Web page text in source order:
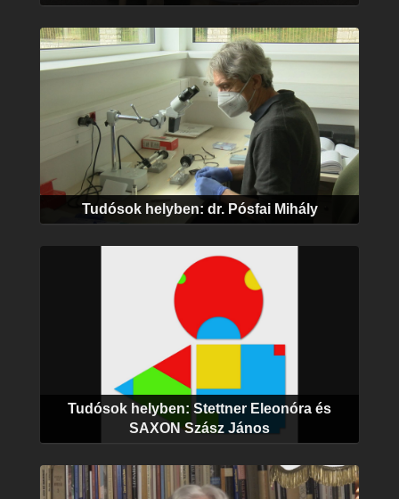
Tudósok helyben: dr. Pósfai Mihály
Tudósok helyben: Stettner Eleonóra és
SAXON Szász János